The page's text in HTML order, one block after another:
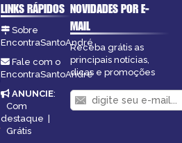
LINKS RÁPIDOS
Sobre
EncontraSantoAndré
Fale com o
EncontraSantoAndré
ANUNCIE:
Com
destaque |
Grátis
NOVIDADES POR E-
MAIL
Receba grátis as
principais notícias,
dicas e promoções